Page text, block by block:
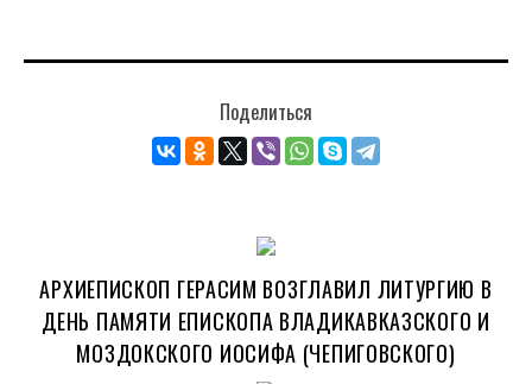
Поделиться
АРХИЕПИСКОП ГЕРАСИМ ВОЗГЛАВИЛ ЛИТУРГИЮ В
ДЕНЬ ПАМЯТИ ЕПИСКОПА ВЛАДИКАВКАЗСКОГО И
МОЗДОКСКОГО ИОСИФА (ЧЕПИГОВСКОГО)